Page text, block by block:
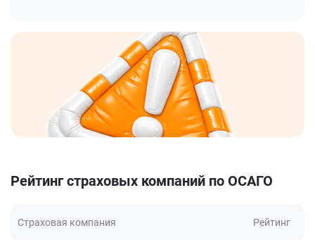
Рейтинг страховых компаний по ОСАГО
Страховая компания Рейтинг